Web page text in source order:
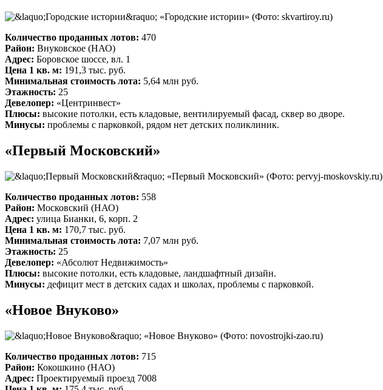
«Городские истории» (Фото: skvartiroy.ru)
Количество проданных лотов: 470
Район: Внуковское (НАО)
Адрес: Боровское шоссе, вл. 1
Цена 1 кв. м: 191,3 тыс. руб.
Минимальная стоимость лота: 5,64 млн руб.
Этажность: 25
Девелопер: «Центринвест»
Плюсы: высокие потолки, есть кладовые, вентилируемый фасад, сквер во дворе.
Минусы: проблемы с парковкой, рядом нет детских поликлиник.
«Первый Московский»
«Первый Московский» (Фото: pervyj-moskovskiy.ru)
Количество проданных лотов: 558
Район: Московский (НАО)
Адрес: улица Бианки, 6, корп. 2
Цена 1 кв. м: 170,7 тыс. руб.
Минимальная стоимость лота: 7,07 млн руб.
Этажность: 25
Девелопер: «Абсолют Недвижимость»
Плюсы: высокие потолки, есть кладовые, ландшафтный дизайн.
Минусы: дефицит мест в детских садах и школах, проблемы с парковкой.
«Новое Внуково»
«Новое Внуково» (Фото: novostrojki-zao.ru)
Количество проданных лотов: 715
Район: Кокошкино (НАО)
Адрес: Проектируемый проезд 7008